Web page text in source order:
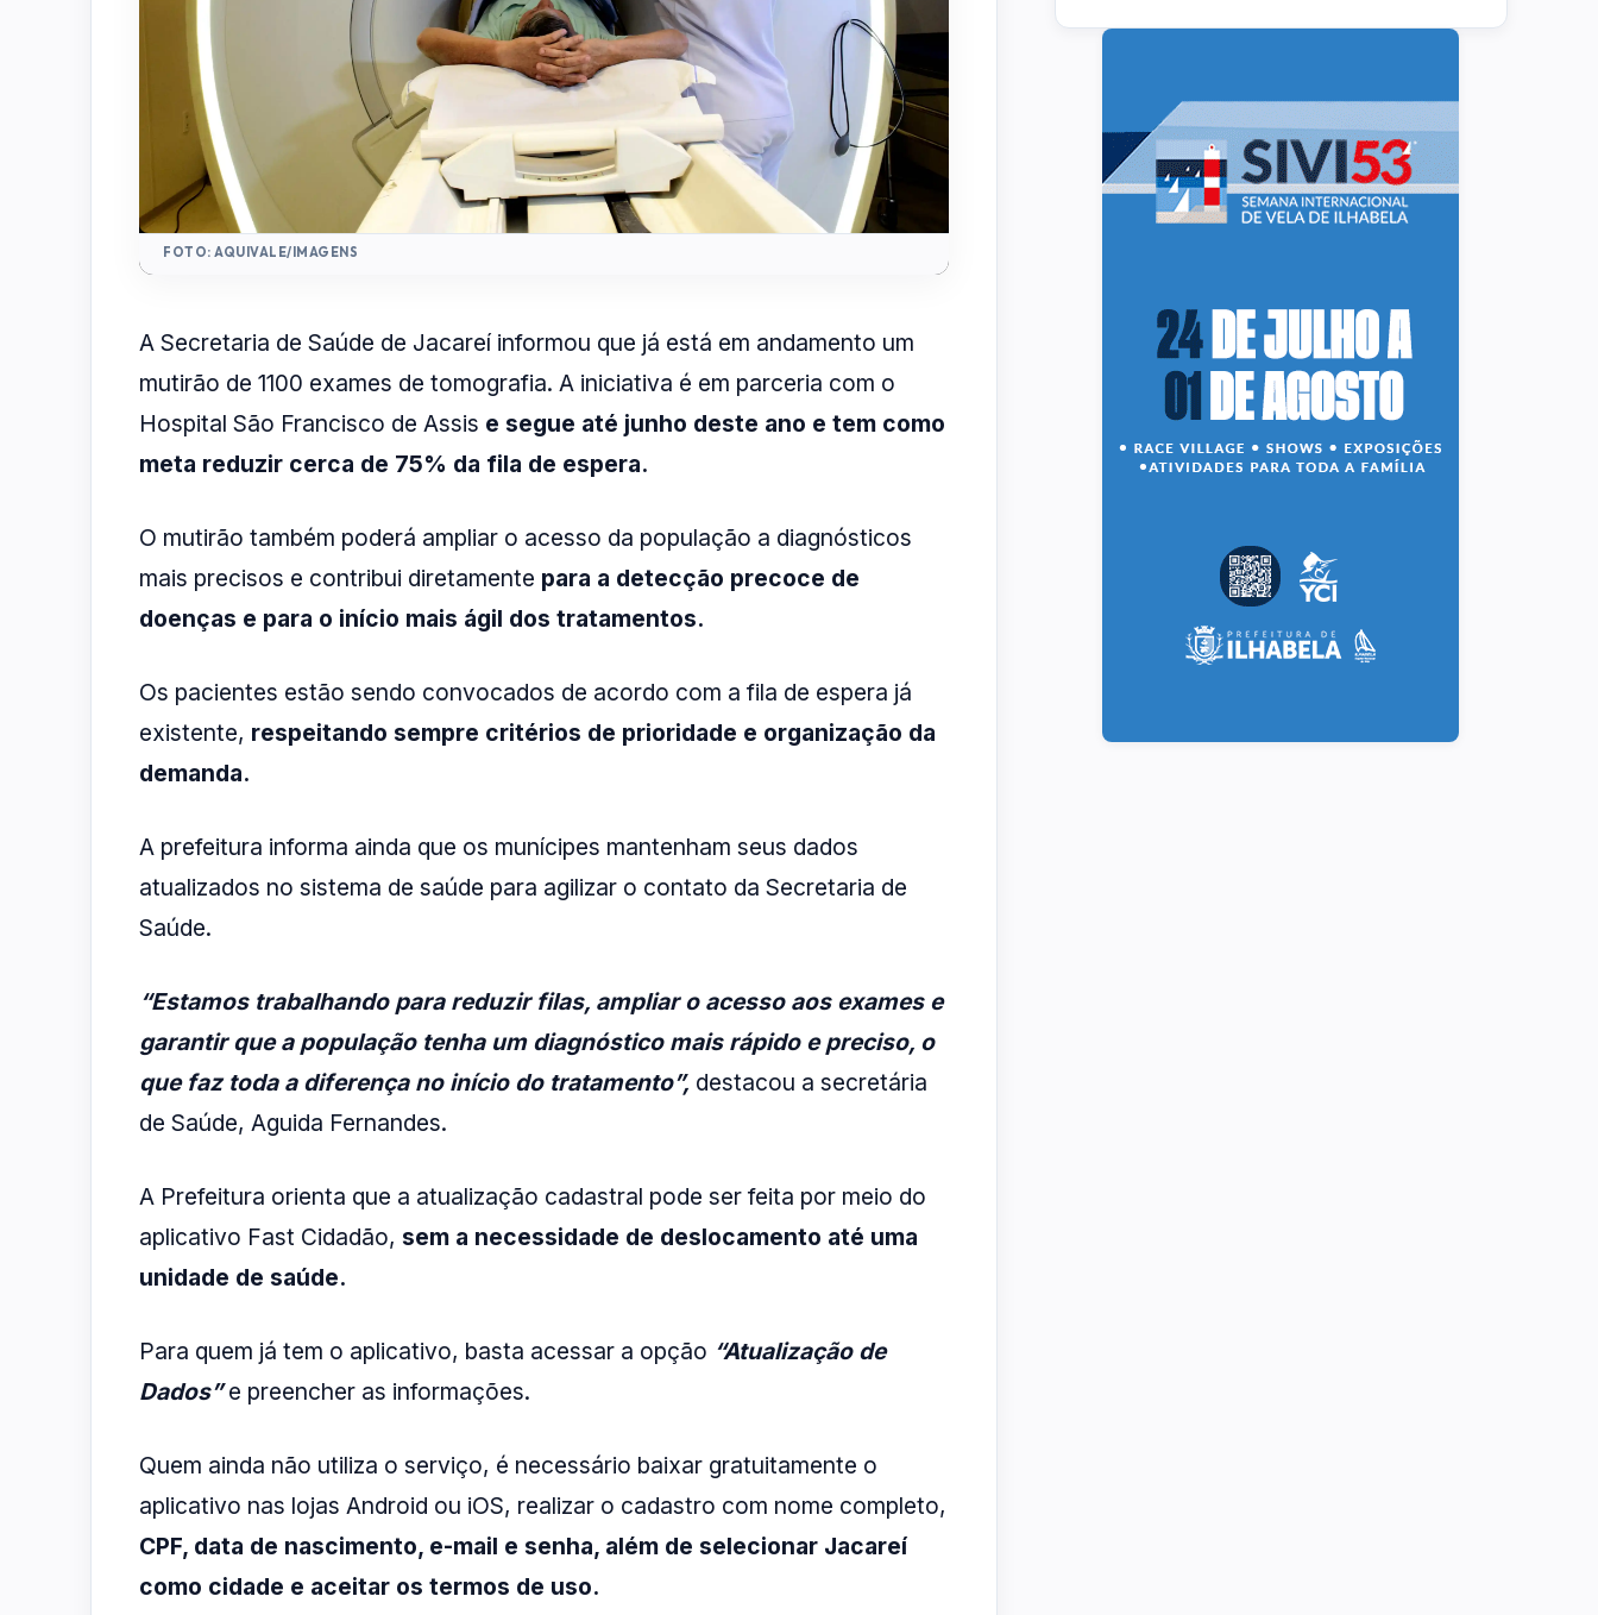
FOTO: AQUIVALE/IMAGENS
A Secretaria de Saúde de Jacareí informou que já está em andamento um
mutirão de 1100 exames de tomografia. A iniciativa é em parceria com o
Hospital São Francisco de Assis e segue até junho deste ano e tem como
meta reduzir cerca de 75% da fila de espera.
O mutirão também poderá ampliar o acesso da população a diagnósticos
mais precisos e contribui diretamente para a detecção precoce de
doenças e para o início mais ágil dos tratamentos.
Os pacientes estão sendo convocados de acordo com a fila de espera já
existente, respeitando sempre critérios de prioridade e organização da
demanda.
A prefeitura informa ainda que os munícipes mantenham seus dados
atualizados no sistema de saúde para agilizar o contato da Secretaria de
Saúde.
“Estamos trabalhando para reduzir filas, ampliar o acesso aos exames e
garantir que a população tenha um diagnóstico mais rápido e preciso, o
que faz toda a diferença no início do tratamento”, destacou a secretária
de Saúde, Aguida Fernandes.
A Prefeitura orienta que a atualização cadastral pode ser feita por meio do
aplicativo Fast Cidadão, sem a necessidade de deslocamento até uma
unidade de saúde.
Para quem já tem o aplicativo, basta acessar a opção “Atualização de
Dados”e preencher as informações.
Quem ainda não utiliza o serviço, é necessário baixar gratuitamente o
aplicativo nas lojas Android ou iOS, realizar o cadastro com nome completo,
CPF, data de nascimento, e-mail e senha, além de selecionar Jacareí
como cidade e aceitar os termos de uso.